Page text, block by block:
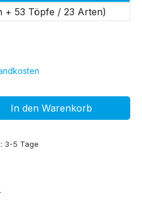
3-5 Tage
+ 53 Töpfe / 23 Arten)
den
In den Warenkorb